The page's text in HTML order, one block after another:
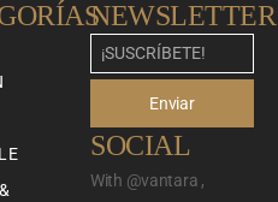
NEWSLETTER
Enviar
SOCIAL
With @vantara ,